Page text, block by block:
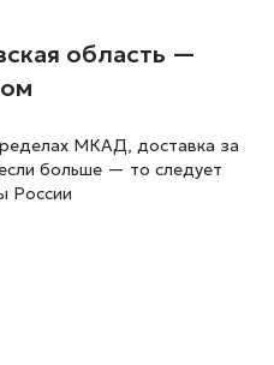
область —
МКАД, доставка за
больше — то следует
России